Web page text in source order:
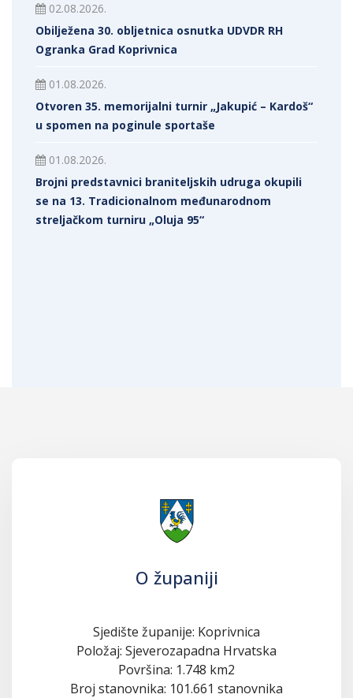
02.08.2026.
Obilježena 30. obljetnica osnutka UDVDR RH
Ogranka Grad Koprivnica
01.08.2026.
Otvoren 35. memorijalni turnir „Jakupić – Kardoš“
u spomen na poginule sportaše
01.08.2026.
Brojni predstavnici braniteljskih udruga okupili
se na 13. Tradicionalnom međunarodnom
streljačkom turniru „Oluja 95“
O županiji
Sjedište županije: Koprivnica
Položaj: Sjeverozapadna Hrvatska
Površina: 1.748 km2
Broj stanovnika: 101.661 stanovnika